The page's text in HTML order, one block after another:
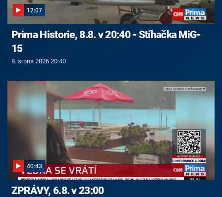
12:07
Prima Historie, 8.8. v 20:40 - Stíhačka MiG-
15
8. srpna 2026 20:40
40:43
ZPRÁVY, 6.8. v 23:00